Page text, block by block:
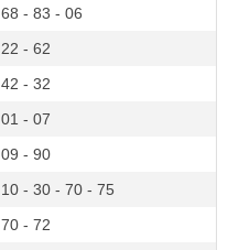
68 - 83 - 06
22 - 62
42 - 32
01 - 07
09 - 90
10 - 30 - 70 - 75
70 - 72